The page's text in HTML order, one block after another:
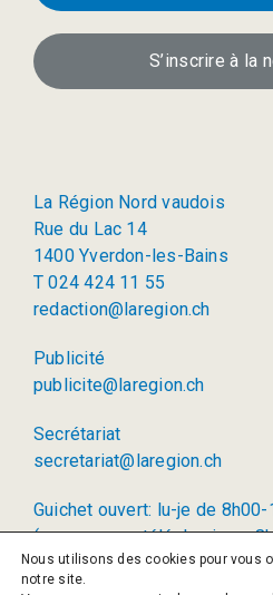
S’inscrire à la
La Région Nord vaudois
Rue du Lac 14
1400 Yverdon-les-Bains
T 024 424 11 55
redaction@laregion.ch
Publicité
publicite@laregion.ch
Secrétariat
secretariat@laregion.ch
Guichet ouvert: lu-je de 8h00-
(permanence téléphonique:
17h00)
Nous utilisons des cookies pour vous
notre site.